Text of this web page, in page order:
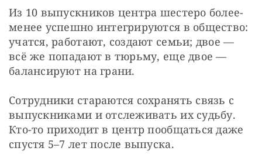
Из 10 выпускников центра шестеро более-
менее успешно интегрируются в общество:
учатся, работают, создают семьи; двое —
всё же попадают в тюрьму, еще двое —
балансируют на грани.
Сотрудники стараются сохранять связь с
выпускниками и отслеживать их судьбу.
Кто-то приходит в центр пообщаться даже
спустя 5–7 лет после выпуска.